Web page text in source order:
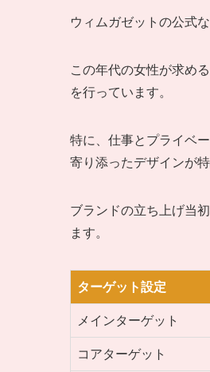
ウィムガゼットの公式
この年代の女性が求め
を行っています。
特に、仕事とプライベ
寄り添ったデザインが特
ブランドの立ち上げ当
ます。
ターゲット設定
メインターゲット
コアターゲット